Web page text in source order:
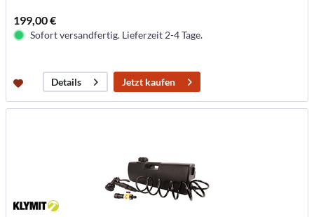
199,00 €
Sofort versandfertig. Lieferzeit 2-4 Tage.
Details Jetzt kaufen